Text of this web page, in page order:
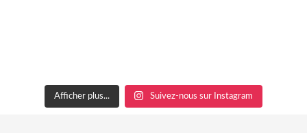
Afficher plus... Suivez-nous sur Instagram